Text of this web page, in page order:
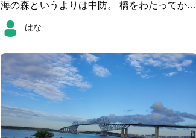
海の森というよりは中防。 橋をわたってから
は遠回りしてなんとか公園まで。 帰りは公園
の新木場駅までのシャトルバスを利用しまし
はな